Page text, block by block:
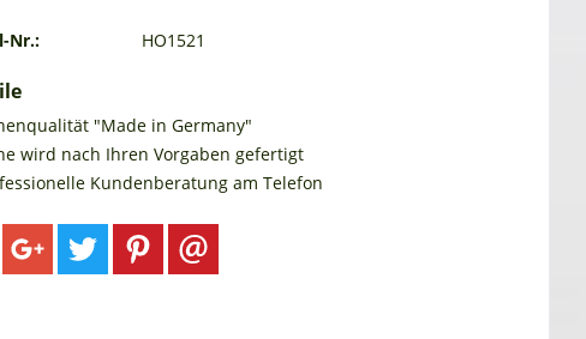
Nr.: HO1521
"Made in Germany"
wird nach Ihren Vorgaben gefertigt
Kundenberatung am Telefon